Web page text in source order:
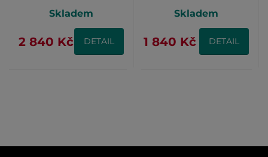
Skladem
2 840 Kč DETAIL
Skladem
1 840 Kč DETAIL